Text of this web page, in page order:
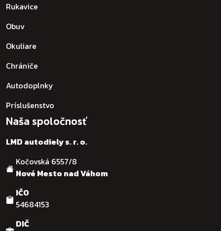
Rukavice
Obuv
Okuliare
Chrániče
Autodoplnky
Príslušenstvo
Naša spoločnosť
LMD autodiely s. r. o.
Kočovská 6557/8
Nové Mesto nad Váhom
IČO
54684153
DIČ